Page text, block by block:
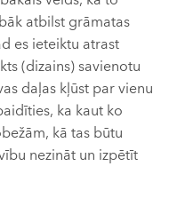
atbilst grāmatas
es ieteiktu atrast
(dizains) savienotu
daļas kļūst par vienu
ka kaut ko
kā tas būtu
nezināt un izpētīt